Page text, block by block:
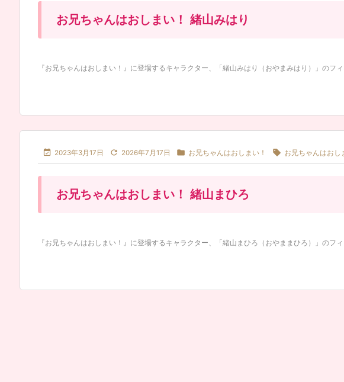
お兄ちゃんはおしまい！ 緒山みはり
『お兄ちゃんはおしまい！』に登場するキャラクター、「緒山みはり（おやまみはり）」のフ
 2023年3月17日  2026年7月17日  お兄ちゃんはおしまい！  お兄ちゃんはおし
お兄ちゃんはおしまい！ 緒山まひろ
『お兄ちゃんはおしまい！』に登場するキャラクター、「緒山まひろ（おやままひろ）」のフ